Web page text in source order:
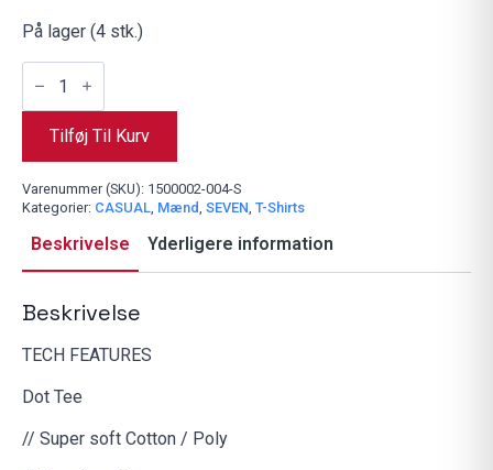
På lager (4 stk.)
Seven
Dot
Tee
Tilføj Til Kurv
Varenummer (SKU): 1500002-004-S
Kategorier: CASUAL, Mænd, SEVEN, T-Shirts
Beskrivelse Yderligere information
Beskrivelse
TECH FEATURES
Dot Tee
// Super soft Cotton / Poly